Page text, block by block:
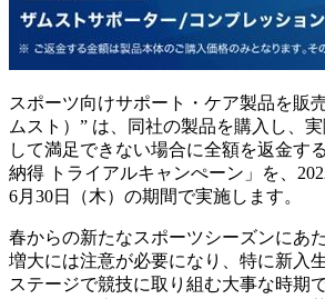
スポーツ向けサポート・ケア製品を販
ムスト）” は、同社の製品を購入し、
して満足できない場合に全額を返金す
納得 トライアルキャンぺーン」を、
6月30日（木）の期間で実施します。
春からの新たなスポーツシーズンにあ
増大には注意が必要になり、特に新入
ステージで競技に取り組む大事な時期